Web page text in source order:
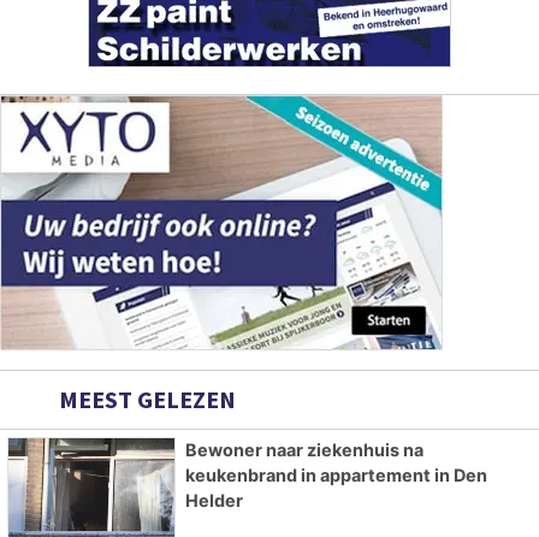
MEEST GELEZEN
Bewoner naar ziekenhuis na
keukenbrand in appartement in Den
Helder